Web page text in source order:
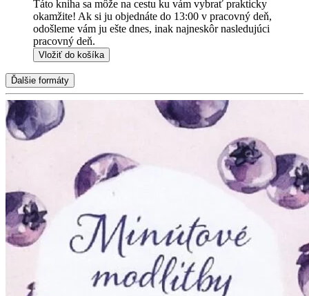
Táto kniha sa môže na cestu ku vám vybrať prakticky
okamžite! Ak si ju objednáte do 13:00 v pracovný deň,
odošleme vám ju ešte dnes, inak najneskôr nasledujúci
pracovný deň.
Vložiť do košíka
Ďalšie formáty